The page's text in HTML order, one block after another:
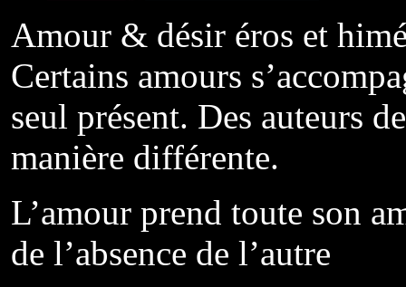
Amour & désir éros et
Certains amours
seul présent. Des auteurs
manière différente.
L’amour prend toute son
de l’absence de l’autre